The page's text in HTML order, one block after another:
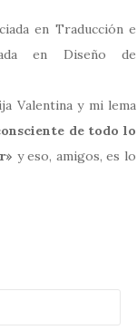
en Traducción e
en Diseño de
Valentina y mi lema
de todo lo
y eso, amigos, es lo